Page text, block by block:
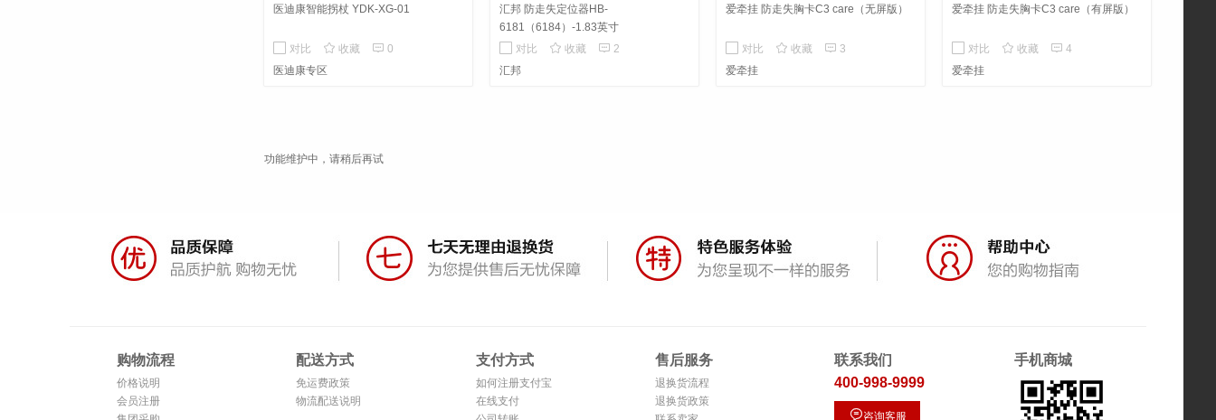
医迪康智能拐杖 YDK-XG-01
对比  收藏  0
医迪康专区
汇邦 防走失定位器HB-
6181（6184）-1.83英寸
对比
 收藏  2
汇邦
爱牵挂 防走失胸卡C3 care（无屏版）
对比  收藏  3
爱牵挂
爱牵挂 防走失胸卡C3 care（有屏版）
对比  收藏  4
爱牵挂
功能维护中，请稍后再试
购物流程
价格说明
会员注册
配送方式
免运费政策
物流配送说明
支付方式
如何注册支付宝
在线支付
售后服务
退换货流程
退换货政策
联系我们
400-998-9999
咨询客服
手机商城